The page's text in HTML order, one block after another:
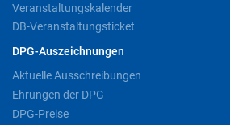
Veranstaltungskalender
DB-Veranstaltungsticket
DPG-Auszeichnungen
Aktuelle Ausschreibungen
Ehrungen der DPG
DPG-Preise